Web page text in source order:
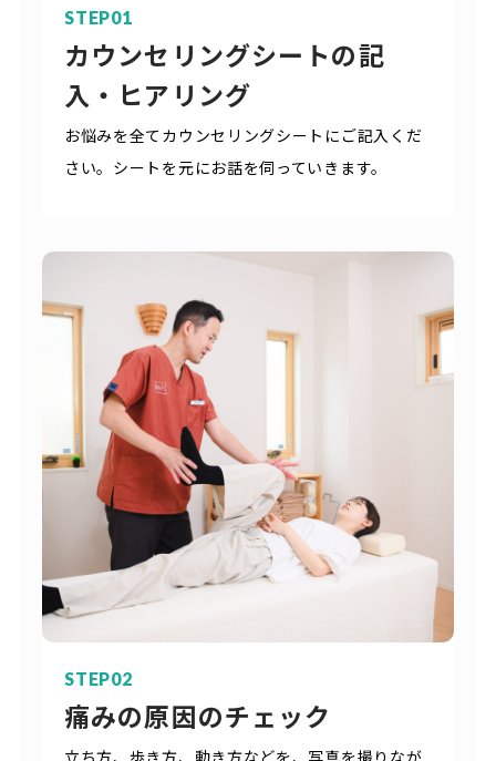
STEP01
カウンセリングシートの記
入・ヒアリング
お悩みを全てカウンセリングシートにご記入くだ
さい。シートを元にお話を伺っていきます。
STEP02
痛みの原因のチェック
立ち方、歩き方、動き方などを、写真を撮りなが